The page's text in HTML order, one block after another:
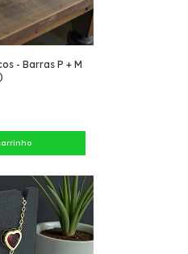
- Barras P + M